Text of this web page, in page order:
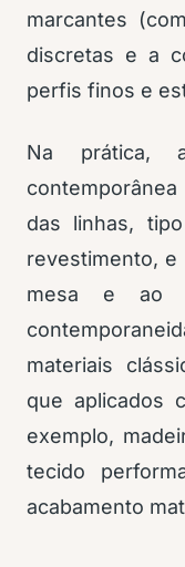
marcantes
discretas e a
perfis finos e
Na prática,
das linhas,
revestimento,
mesa e ao
materiais
que aplicados
exemplo,
tecido
acabamento